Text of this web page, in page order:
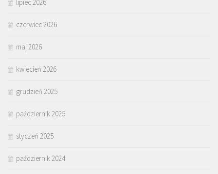
lipiec 2026
czerwiec 2026
maj 2026
kwiecień 2026
grudzień 2025
październik 2025
styczeń 2025
październik 2024